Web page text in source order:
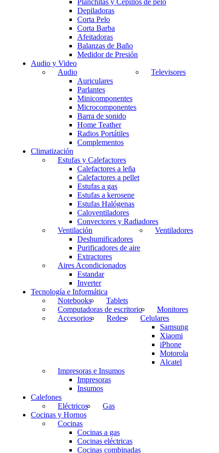
Planchitas y Cepillos de pelo
Depiladoras
Corta Pelo
Corta Barba
Afeitadoras
Balanzas de Baño
Medidor de Presión
Audio y Video
Audio
Auriculares
Parlantes
Minicomponentes
Microcomponentes
Barra de sonido
Home Teather
Radios Portátiles
Complementos
Televisores
Climatización
Estufas y Calefactores
Calefactores a leña
Calefactores a pellet
Estufas a gas
Estufas a kerosene
Estufas Halógenas
Caloventiladores
Convectores y Radiadores
Ventilación
Deshumificadores
Purificadores de aire
Extractores
Ventiladores
Aires Acondicionados
Estandar
Inverter
Tecnología e Informática
Notebooks
Tablets
Computadoras de escritorio
Monitores
Accesorios
Redes
Celulares
Samsung
Xiaomi
iPhone
Motorola
Alcatel
Impresoras e Insumos
Impresoras
Insumos
Calefones
Eléctricos
Gas
Cocinas y Hornos
Cocinas
Cocinas a gas
Cocinas eléctricas
Cocinas combinadas